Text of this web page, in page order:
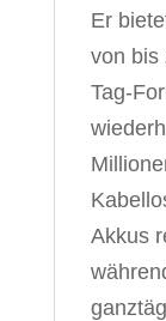
Er
von bis
Tag-
Akkus